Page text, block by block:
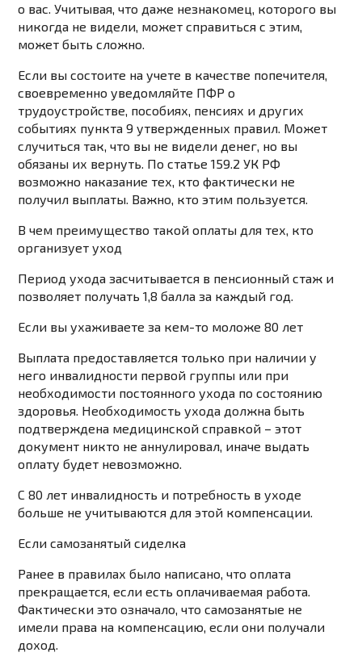
о вас. Учитывая, что даже незнакомец, которого вы
никогда не видели, может справиться с этим,
может быть сложно.
Если вы состоите на учете в качестве попечителя,
своевременно уведомляйте ПФР о
трудоустройстве, пособиях, пенсиях и других
событиях пункта 9 утвержденных правил. Может
случиться так, что вы не видели денег, но вы
обязаны их вернуть. По статье 159.2 УК РФ
возможно наказание тех, кто фактически не
получил выплаты. Важно, кто этим пользуется.
В чем преимущество такой оплаты для тех, кто
организует уход
Период ухода засчитывается в пенсионный стаж и
позволяет получать 1,8 балла за каждый год.
Если вы ухаживаете за кем-то моложе 80 лет
Выплата предоставляется только при наличии у
него инвалидности первой группы или при
необходимости постоянного ухода по состоянию
здоровья. Необходимость ухода должна быть
подтверждена медицинской справкой – этот
документ никто не аннулировал, иначе выдать
оплату будет невозможно.
С 80 лет инвалидность и потребность в уходе
больше не учитываются для этой компенсации.
Если самозанятый сиделка
Ранее в правилах было написано, что оплата
прекращается, если есть оплачиваемая работа.
Фактически это означало, что самозанятые не
имели права на компенсацию, если они получали
доход.